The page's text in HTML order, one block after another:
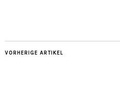
VORHERIGE ARTIKEL